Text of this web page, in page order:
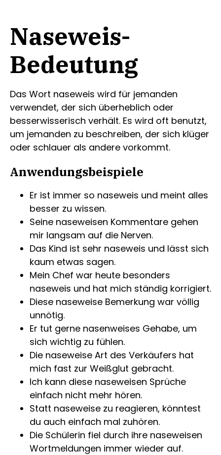
Naseweis-
Bedeutung
Das Wort naseweis wird für jemanden
verwendet, der sich überheblich oder
besserwisserisch verhält. Es wird oft benutzt,
um jemanden zu beschreiben, der sich klüger
oder schlauer als andere vorkommt.
Anwendungsbeispiele
Er ist immer so naseweis und meint alles
besser zu wissen.
Seine naseweisen Kommentare gehen
mir langsam auf die Nerven.
Das Kind ist sehr naseweis und lässt sich
kaum etwas sagen.
Mein Chef war heute besonders
naseweis und hat mich ständig korrigiert.
Diese naseweise Bemerkung war völlig
unnötig.
Er tut gerne nasenweises Gehabe, um
sich wichtig zu fühlen.
Die naseweise Art des Verkäufers hat
mich fast zur Weißglut gebracht.
Ich kann diese naseweisen Sprüche
einfach nicht mehr hören.
Statt naseweise zu reagieren, könntest
du auch einfach mal zuhören.
Die Schülerin fiel durch ihre naseweisen
Wortmeldungen immer wieder auf.